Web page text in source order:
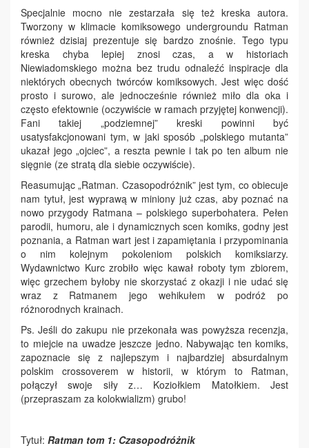
Specjalnie mocno nie zestarzała się też kreska autora.
Tworzony w klimacie komiksowego undergroundu Ratman
również dzisiaj prezentuje się bardzo znośnie. Tego typu
kreska chyba lepiej znosi czas, a w historiach
Niewiadomskiego można bez trudu odnaleźć inspiracje dla
niektórych obecnych twórców komiksowych. Jest więc dość
prosto i surowo, ale jednocześnie również miło dla oka i
często efektownie (oczywiście w ramach przyjętej konwencji).
Fani takiej „podziemnej” kreski powinni być
usatysfakcjonowani tym, w jaki sposób „polskiego mutanta”
ukazał jego „ojciec”, a reszta pewnie i tak po ten album nie
sięgnie (ze stratą dla siebie oczywiście).
Reasumując „Ratman. Czasopodróżnik” jest tym, co obiecuje
nam tytuł, jest wyprawą w miniony już czas, aby poznać na
nowo przygody Ratmana – polskiego superbohatera. Pełen
parodii, humoru, ale i dynamicznych scen komiks, godny jest
poznania, a Ratman wart jest i zapamiętania i przypominania
o nim kolejnym pokoleniom polskich komiksiarzy.
Wydawnictwo Kurc zrobiło więc kawał roboty tym zbiorem,
więc grzechem byłoby nie skorzystać z okazji i nie udać się
wraz z Ratmanem jego wehikułem w podróż po
różnorodnych krainach.
Ps. Jeśli do zakupu nie przekonała was powyższa recenzja,
to miejcie na uwadze jeszcze jedno. Nabywając ten komiks,
zapoznacie się z najlepszym i najbardziej absurdalnym
polskim crossoverem w historii, w którym to Ratman,
połączył swoje siły z… Koziołkiem Matołkiem. Jest
(przepraszam za kolokwializm) grubo!
Tytuł: Ratman tom 1: Czasopodróżnik